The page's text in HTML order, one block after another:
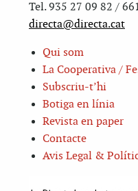
Tel. 935 27 09 82 /
directa@directa.cat
Qui som
La Cooperativa /
Subscriu-t’hi
Botiga en línia
Revista en paper
Contacte
Avis Legal &